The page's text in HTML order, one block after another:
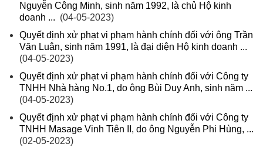
Nguyễn Công Minh, sinh năm 1992, là chủ Hộ kinh
doanh ... (04-05-2023)
Quyết định xử phạt vi phạm hành chính đối với ông Trần
Văn Luân, sinh năm 1991, là đại diện Hộ kinh doanh ...
(04-05-2023)
Quyết định xử phạt vi phạm hành chính đối với Công ty
TNHH Nhà hàng No.1, do ông Bùi Duy Anh, sinh năm ...
(04-05-2023)
Quyết định xử phạt vi phạm hành chính đối với Công ty
TNHH Masage Vinh Tiên II, do ông Nguyễn Phi Hùng, ...
(02-05-2023)